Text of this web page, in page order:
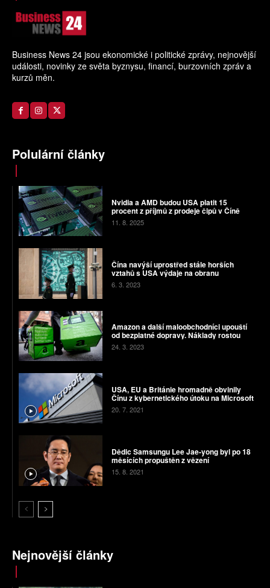
Business News 24 jsou ekonomické i politické zprávy, nejnovější
události, novinky ze světa byznysu, financí, burzovních zpráv a
kurzů měn.
Polulární články
Nvidia a AMD budou USA platit 15
procent z příjmů z prodeje čipů v Číně
11. 8. 2025
Čína navýší uprostřed stále horších
vztahů s USA výdaje na obranu
6. 3. 2023
Amazon a další maloobchodníci upouští
od bezplatné dopravy. Náklady rostou
24. 3. 2023
USA, EU a Británie hromadně obvinily
Čínu z kybernetického útoku na Microsoft
20. 7. 2021
Dědic Samsungu Lee Jae-yong byl po 18
měsících propuštěn z vězení
15. 8. 2021
Nejnovější články